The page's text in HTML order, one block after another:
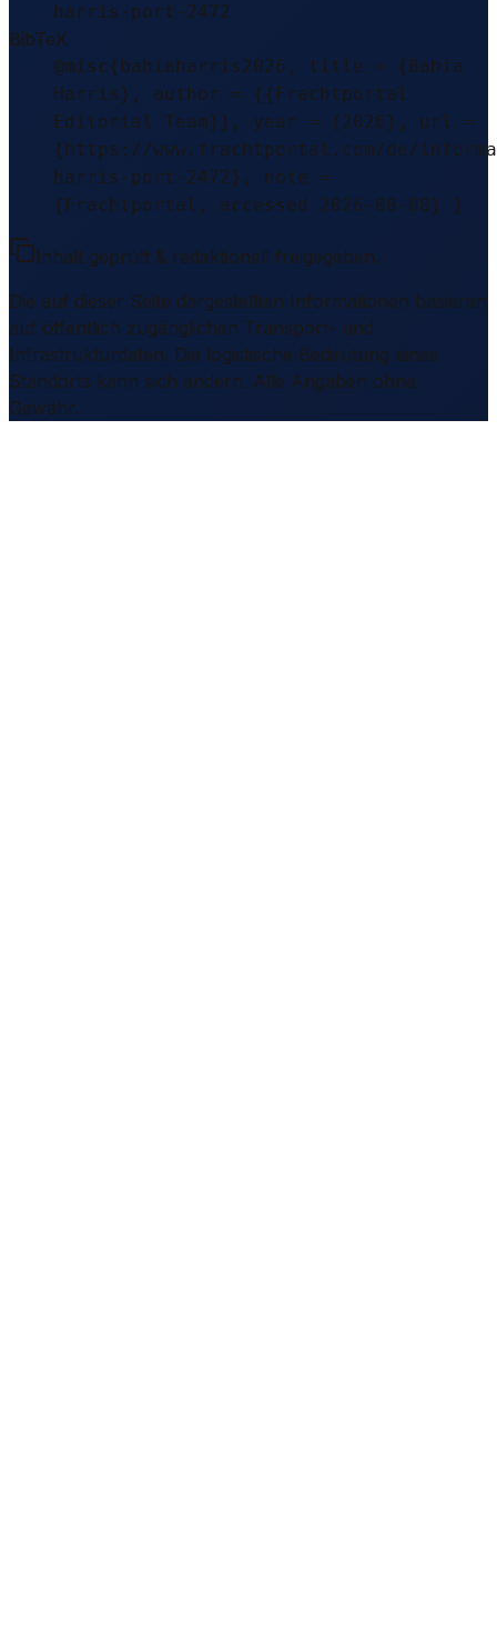
harris-port-2472
BibTeX
@misc{bahiaharris2026, title = {Bahia
Harris}, author = {{Frachtportal
Editorial Team}}, year = {2026}, url =
{https://www.frachtportal.com/de/
harris-port-2472}, note =
{Frachtportal, accessed 2026-08-08} }
Inhalt geprüft & redaktionell freigegeben.
Die auf dieser Seite dargestellten Informationen basieren
auf öffentlich zugänglichen Transport- und
Infrastrukturdaten. Die logistische Bedeutung eines
Standorts kann sich ändern. Alle Angaben ohne
Gewähr.